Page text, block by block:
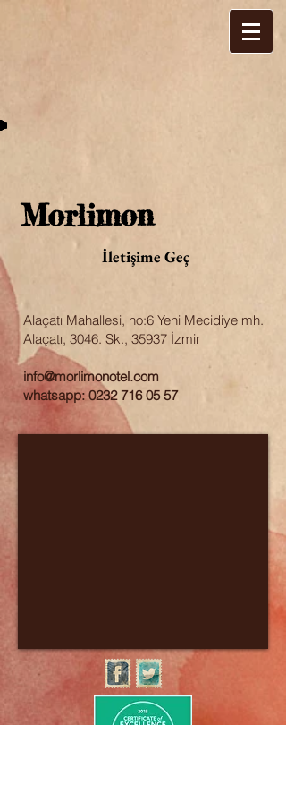
Morlimon
Alaçatı Mahallesi, no:6 Yeni Mecidiye mh.
Alaçatı, 3046. Sk., 35937 İzmir
info@morlimonotel.com
whatsapp: 0232 716 05 57
İletişime Geç